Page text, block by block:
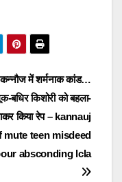
में शर्मनाक कांड…
बधिर किशोरी को बहला-
किया रेप – kannauj
mute teen misdeed
absconding lcla